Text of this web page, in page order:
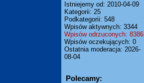
Istniejemy od: 2010-04-09
Kategorii: 25
Podkategorii: 548
Wpisów aktywnych: 3344
Wpisów odrzuconych: 8386
Wpisów oczekujących: 0
Ostatnia moderacja: 2026-
08-04
Polecamy: